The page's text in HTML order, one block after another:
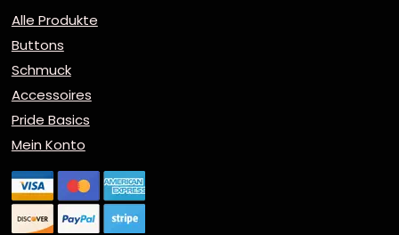
Alle Produkte
Buttons
Schmuck
Accessoires
Pride Basics
Mein Konto